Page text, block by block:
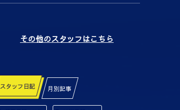
その他のスタッフはこちら
スタッフ日記 月別記事